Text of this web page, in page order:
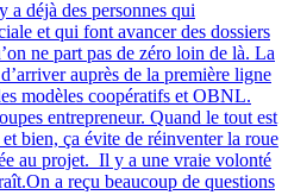
a déjà des personnes qui
et qui font avancer des dossiers
ne part pas de zéro loin de là. La
auprès de la première ligne
modèles coopératifs et OBNL.
entrepreneur. Quand le tout est
bien, ça évite de réinventer la roue
au projet. Il y a une vraie volonté
a reçu beaucoup de questions